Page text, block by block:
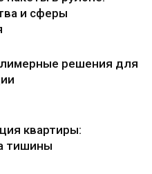
и сферы
решения для
квартиры:
тишины